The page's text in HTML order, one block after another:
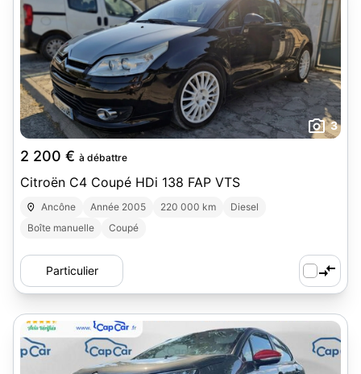
3
2 200 € à débattre
Citroën C4 Coupé HDi 138 FAP VTS
Ancône Année 2005 220 000 km
Diesel
Boîte manuelle
Coupé
Particulier